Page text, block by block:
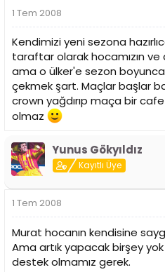
1 Tem 2008
Kendimizi yeni sezona
taraftar olarak hocamızın ve
ama o ülker'e sezon
çekmek şart. Maçlar başlar
crown yağdırıp maça bir
olmaz
Yunus Gökyıldız
Kayıtlı Üye
1 Tem 2008
Murat hocanın kendisine
Ama artık yapacak birşey
destek olmamız gerek.